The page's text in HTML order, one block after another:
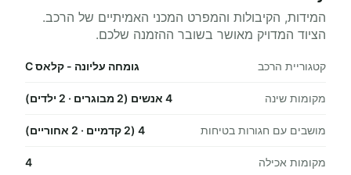
המידות, הקיבולות והמפרט המכני האמיתיים של הרכב.
הציוד המדויק מאושר בשובר ההזמנה שלכם.
קטגוריית הרכב גומחה עליונה - קלאס C
מקומות שינה 4 אנשים (2 מבוגרים · 2 ילדים)
מושבים עם חגורות בטיחות 4 (2 קדמיים · 2 אחוריים)
מקומות אכילה 4